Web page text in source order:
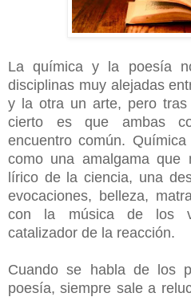
La química y la poesía
disciplinas muy alejadas
y la otra un arte, pero
cierto es que ambas
encuentro común.
como una amalgama
lírico de la ciencia, una
evocaciones, belleza,
con la música de los
catalizador de la reacción.
Cuando se habla de los
poesía, siempre sale a